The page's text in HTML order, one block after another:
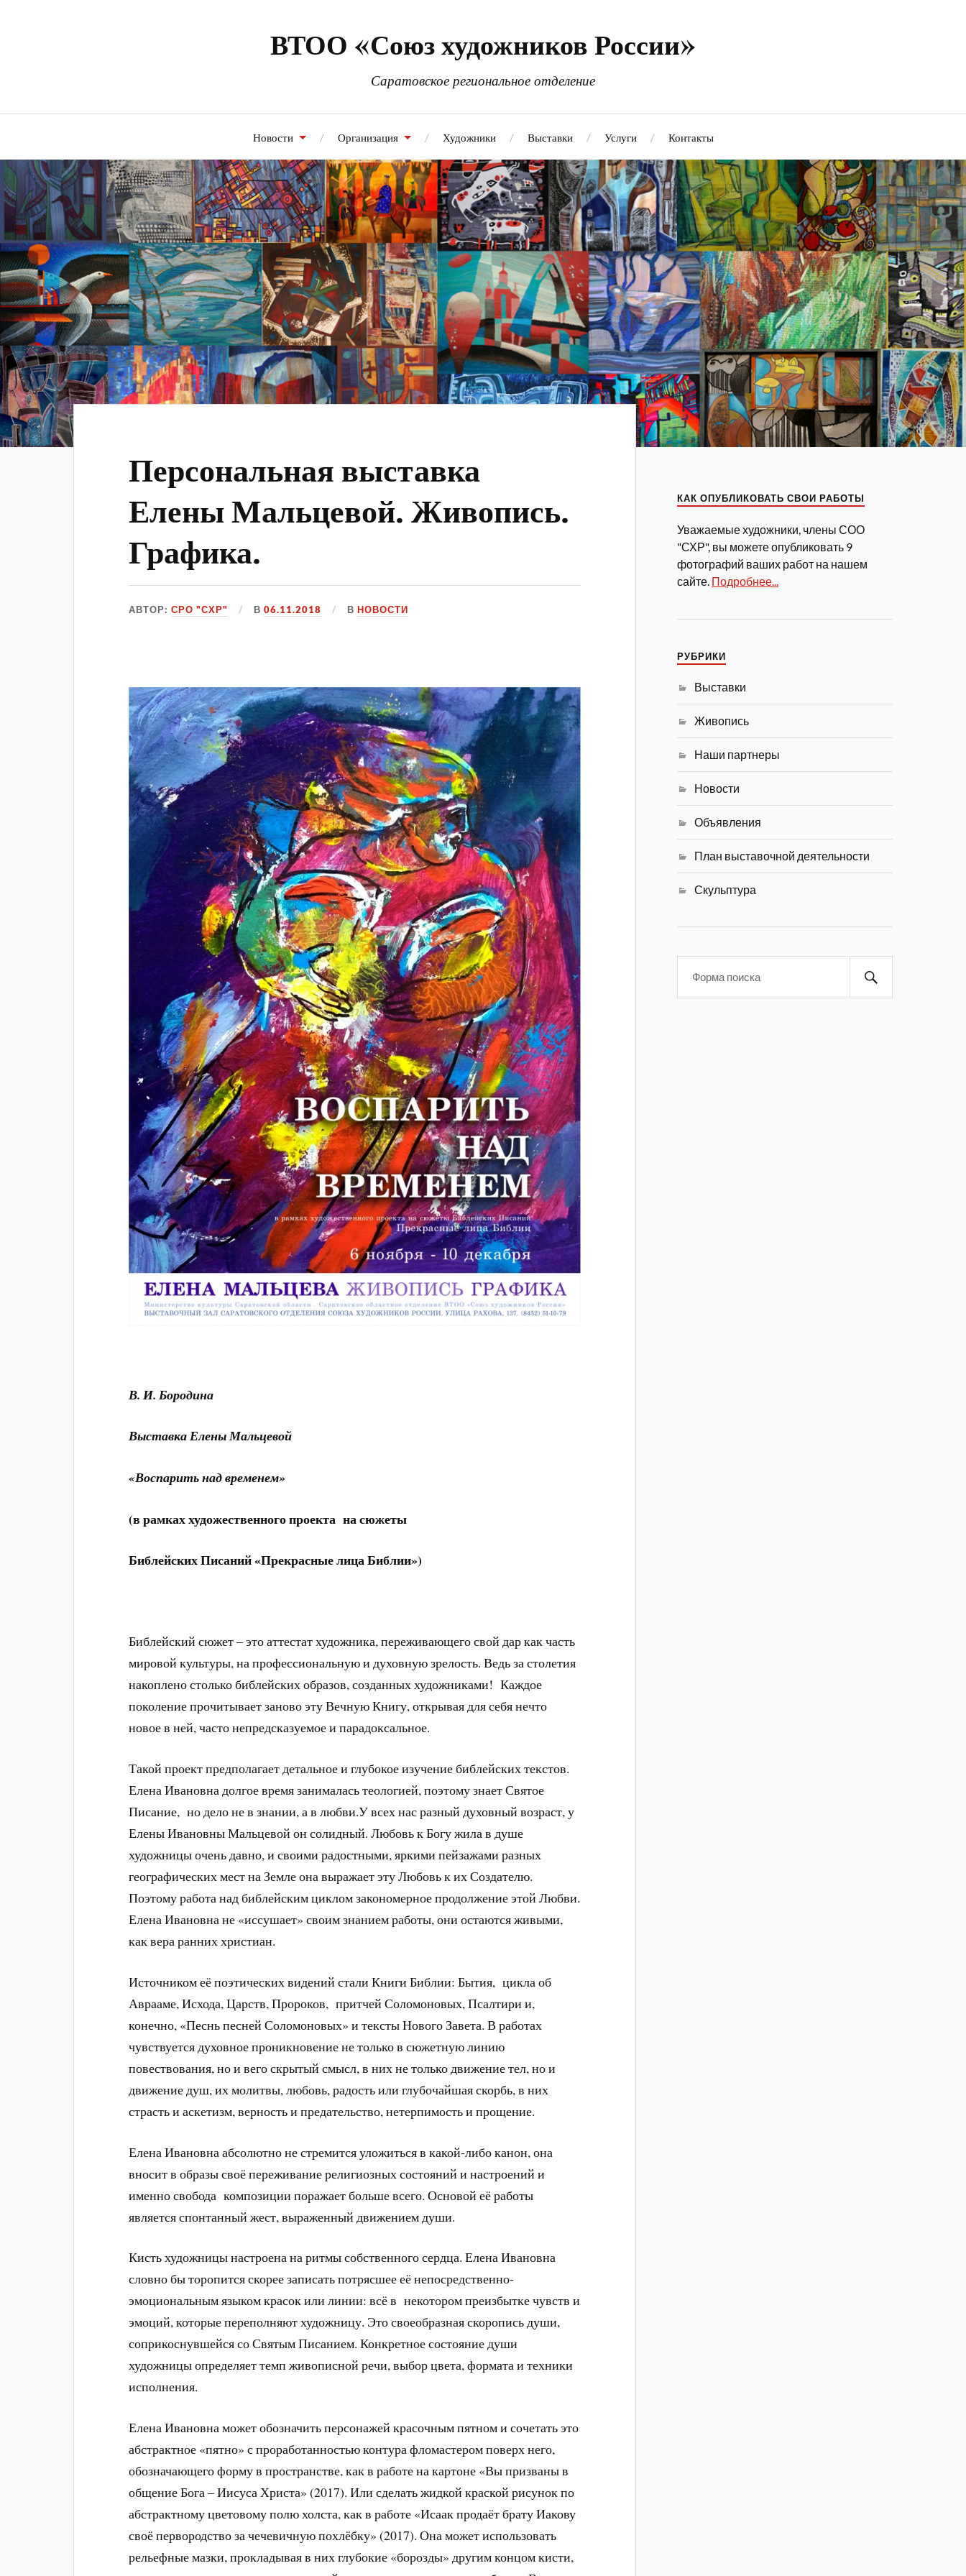
ВТОО «Союз художников России»
Саратовское региональное отделение
Новости Организация Художники Выставки Услуги Контакты
Персональная выставка
Елены Мальцевой. Живопись.
Графика.
АВТОР:СРО "СХР" В06.11.2018 ВНОВОСТИ
В. И. Бородина
Выставка Елены Мальцевой
«Воспарить над временем»
(в рамках художественного проекта на сюжеты
Библейских Писаний «Прекрасные лица Библии»)
Библейский сюжет – это аттестат художника, переживающего свой дар как часть
мировой культуры, на профессиональную и духовную зрелость. Ведь за столетия
накоплено столько библейских образов, созданных художниками! Каждое
поколение прочитывает заново эту Вечную Книгу, открывая для себя нечто
новое в ней, часто непредсказуемое и парадоксальное.
Такой проект предполагает детальное и глубокое изучение библейских текстов.
Елена Ивановна долгое время занималась теологией, поэтому знает Святое
Писание, но дело не в знании, а в любви.У всех нас разный духовный возраст, у
Елены Ивановны Мальцевой он солидный. Любовь к Богу жила в душе
художницы очень давно, и своими радостными, яркими пейзажами разных
географических мест на Земле она выражает эту Любовь к их Создателю.
Поэтому работа над библейским циклом закономерное продолжение этой Любви.
Елена Ивановна не «иссушает» своим знанием работы, они остаются живыми,
как вера ранних христиан.
Источником её поэтических видений стали Книги Библии: Бытия, цикла об
Аврааме, Исхода, Царств, Пророков, притчей Соломоновых, Псалтири и,
конечно, «Песнь песней Соломоновых» и тексты Нового Завета. В работах
чувствуется духовное проникновение не только в сюжетную линию
повествования, но и вего скрытый смысл, в них не только движение тел, но и
движение душ, их молитвы, любовь, радость или глубочайшая скорбь, в них
страсть и аскетизм, верность и предательство, нетерпимость и прощение.
Елена Ивановна абсолютно не стремится уложиться в какой-либо канон, она
вносит в образы своё переживание религиозных состояний и настроений и
именно свобода композиции поражает больше всего. Основой её работы
является спонтанный жест, выраженный движением души.
Кисть художницы настроена на ритмы собственного сердца. Елена Ивановна
словно бы торопится скорее записать потрясшее её непосредственно-
эмоциональным языком красок или линии: всё в некотором преизбытке чувств и
эмоций, которые переполняют художницу. Это своеобразная скоропись души,
соприкоснувшейся со Святым Писанием. Конкретное состояние души
художницы определяет темп живописной речи, выбор цвета, формата и техники
исполнения.
Елена Ивановна может обозначить персонажей красочным пятном и сочетать это
абстрактное «пятно» с проработанностью контура фломастером поверх него,
обозначающего форму в пространстве, как в работе на картоне «Вы призваны в
общение Бога – Иисуса Христа» (2017). Или сделать жидкой краской рисунок по
абстрактному цветовому полю холста, как в работе «Исаак продаёт брату Иакову
своё первородство за чечевичную похлёбку» (2017). Она может использовать
рельефные мазки, прокладывая в них глубокие «борозды» другим концом кисти,
КАК ОПУБЛИКОВАТЬ СВОИ РАБОТЫ
Уважаемые художники, члены СОО
"СХР", вы можете опубликовать 9
фотографий ваших работ на нашем
сайте. Подробнее...
РУБРИКИ
Выставки
Живопись
Наши партнеры
Новости
Объявления
План выставочной деятельности
Скульптура